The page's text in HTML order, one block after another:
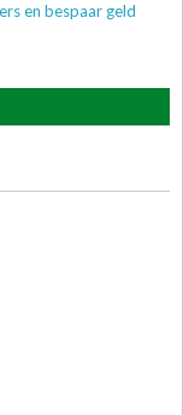
en bespaar geld